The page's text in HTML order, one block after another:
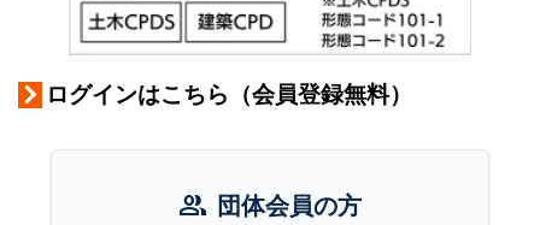
ログインはこちら（会員登録無料）
group 団体会員の方